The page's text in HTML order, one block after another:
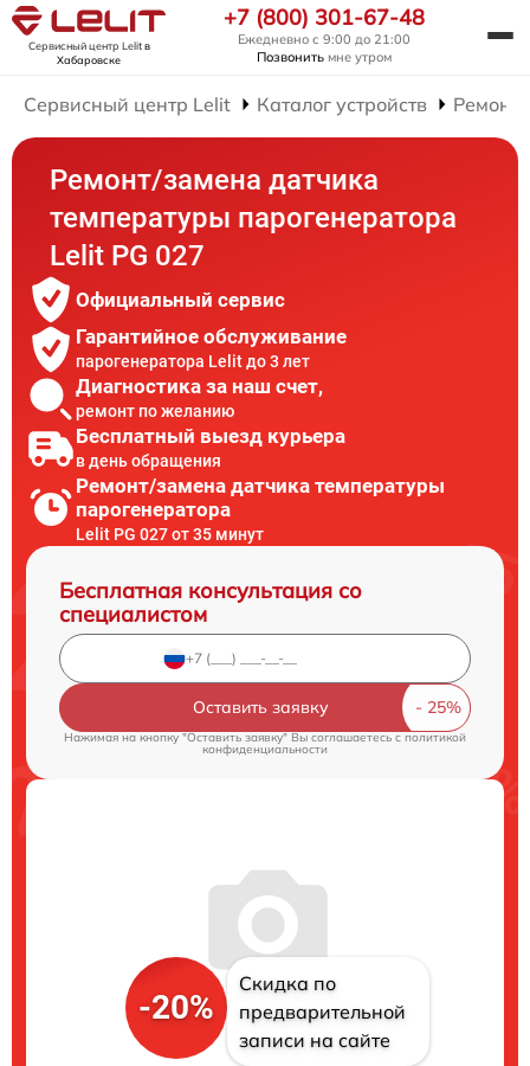
Сервисный центр Lelitв
Хабаровске
+7 (800) 301-67-48
Ежедневно с 9:00 до 21:00
Позвонить мне утром
Сервисный центр Lelit Каталог устройств Ремонт
Ремонт/замена датчика
температуры парогенератора
Lelit PG 027
Официальный сервис
Гарантийное обслуживание
парогенератора Lelit до 3 лет
Диагностика за наш счет,
ремонт по желанию
Бесплатный выезд курьера
в день обращения
Ремонт/замена датчика температуры
парогенератора
Lelit PG 027 от 35 минут
Бесплатная консультация со
специалистом
Оставить заявку
Нажимая на кнопку "Оставить заявку" Вы соглашаетесь cполитикой
конфиденциальности
-20%
Скидка по
предварительной
записи на сайте